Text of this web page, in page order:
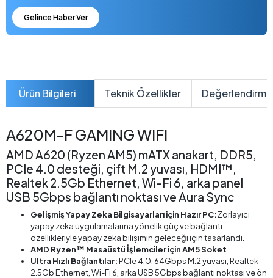
Gelince Haber Ver
Ürün Bilgileri Teknik Özellikler
A620M-F GAMING WIFI
AMD A620 (Ryzen AM5) mATX anakart, DDR5,
PCIe 4.0 desteği, çift M.2 yuvası, HDMI™,
Realtek 2.5Gb Ethernet, Wi-Fi 6, arka panel
USB 5Gbps bağlantı noktası ve Aura Sync
Gelişmiş Yapay Zeka Bilgisayarları için Hazır PC:Zorlayıcı
yapay zeka uygulamalarına yönelik güç ve bağlantı
özellikleriyle yapay zeka bilişimin geleceği için tasarlandı.
AMD Ryzen™ Masaüstü İşlemciler için AM5 Soket
Ultra Hızlı Bağlantılar:PCIe 4.0, 64Gbps M.2 yuvası, Realtek
2.5Gb Ethernet, Wi-Fi 6, arka USB 5Gbps bağlantı noktası ve ön